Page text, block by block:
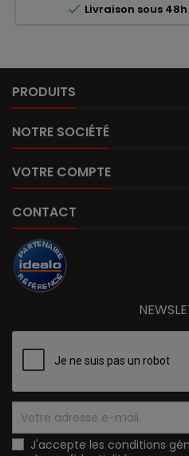
 Livraison sous 48h
PRODUITS
NOTRE SOCIÉTÉ
VOTRE COMPTE
CONTACT
J'accepte les conditions